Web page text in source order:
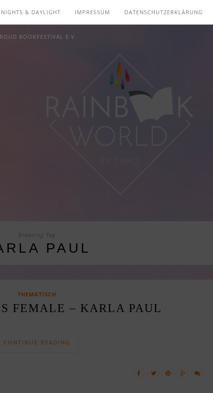
NIGHTS & DAYLIGHT IMPRESSUM DATENSCHUTZERKLÄRUNG
BOOKFESTIVAL E.V.
Browsing Tag
PAUL
THEMATISCH
FEMALE – KARLA PAUL
CONTINUE READING